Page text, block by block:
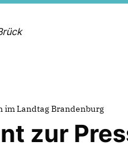
im Landtag Brandenburg
zur